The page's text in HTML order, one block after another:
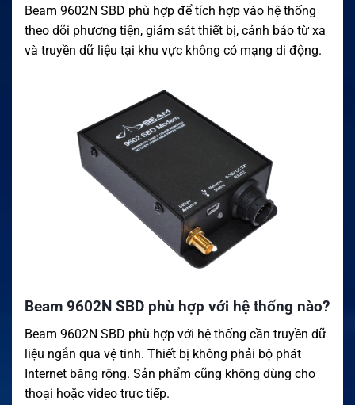
Beam 9602N SBD phù hợp để tích hợp vào hệ thống
theo dõi phương tiện, giám sát thiết bị, cảnh báo từ xa
và truyền dữ liệu tại khu vực không có mạng di động.
Beam 9602N SBD phù hợp với hệ thống nào?
Beam 9602N SBD phù hợp với hệ thống cần truyền dữ
liệu ngắn qua vệ tinh. Thiết bị không phải bộ phát
Internet băng rộng. Sản phẩm cũng không dùng cho
thoại hoặc video trực tiếp.